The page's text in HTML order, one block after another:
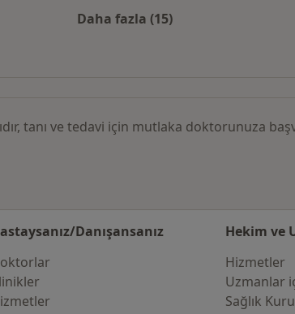
Daha fazla (15)
Kategoride daha fazlası:
tanı ve tedavi için mutlaka doktorunuza
Danışansanız
Hekim ve
Hizmetler
Uzmanlar
Sağlık